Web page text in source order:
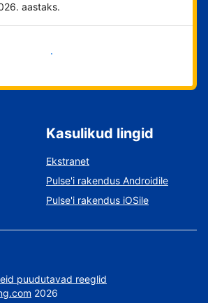
aastaks.
Alusta kohe
Kasulikud lingid
Ekstranet
Pulse'i rakendus Androidile
Pulse'i rakendus iOSile
puudutavad reeglid
2026